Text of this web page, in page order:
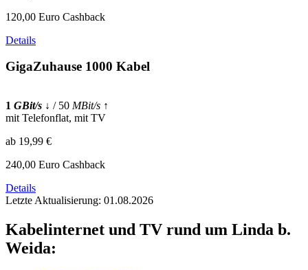
120,00 Euro Cashback
Details
GigaZuhause 1000 Kabel
1 GBit/s ↓ / 50 MBit/s ↑
mit Telefonflat, mit TV
ab 19,99 €
240,00 Euro Cashback
Details
Letzte Aktualisierung: 01.08.2026
Kabelinternet und TV rund um Linda b.
Weida: